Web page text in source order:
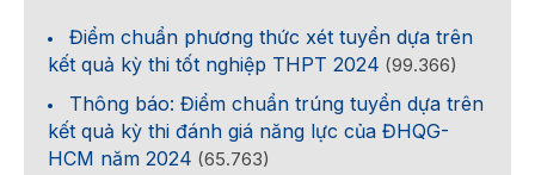
Điểm chuẩn phương thức xét tuyển dựa trên
kết quả kỳ thi tốt nghiệp THPT 2024 (99.366)
Thông báo: Điểm chuẩn trúng tuyển dựa trên
kết quả kỳ thi đánh giá năng lực của ĐHQG-
HCM năm 2024 (65.763)